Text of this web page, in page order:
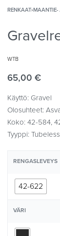
RENKAAT›MAANTIE-
WTB
65,00 €
Käyttö: Gravel
Olosuhteet:
Koko: 42-584,
Tyyppi:
RENGASLEVEYS
42-622
VÄRI